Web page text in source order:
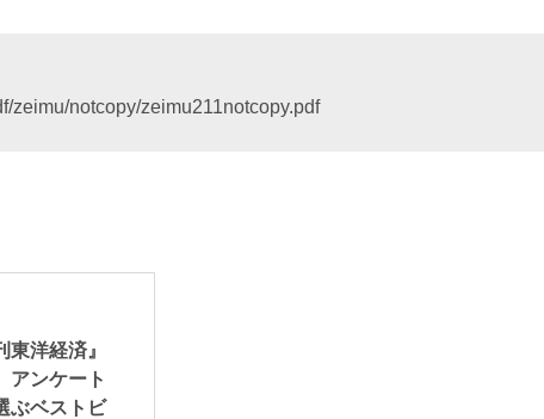
zeimu/notcopy/zeimu211notcopy.pdf
洋経済』
アンケート
ぶベストビ